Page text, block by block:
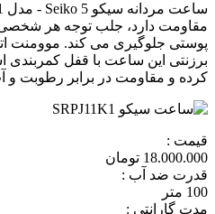
مقاومت دارد، جلب توجه هر شخصی
پوستی جلوگیری می کند. موومنت
برزنتی این ساعت با قفل
کرده و مقاومت در برابر رطوبت
قیمت :
18.000.000 تومان
قدرت ضد آب :
100 متر
مدت گارانتی :